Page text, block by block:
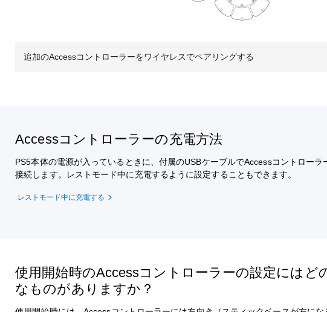
追加のAccessコントローラーをワイヤレスでペアリングする
Accessコントローラーの充電方法
PS5本体の電源が入っているときに、付属のUSBケーブルでAccessコントローラ
接続します。レストモード中に充電するように設定することもできます。
レストモード中に充電する
使用開始時のAccessコントローラーの設定にはど
なものがありますか？